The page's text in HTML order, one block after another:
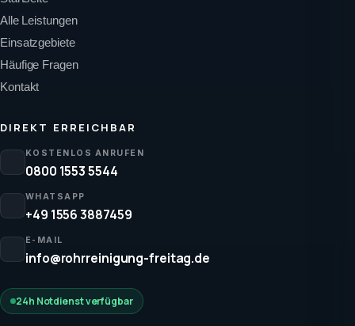
Alle Leistungen
Einsatzgebiete
Häufige Fragen
Kontakt
DIREKT ERREICHBAR
KOSTENLOS ANRUFEN
0800 1553 5544
WHATSAPP
+49 1556 3887459
E-MAIL
info@rohrreinigung-freitag.de
24h Notdienst verfügbar